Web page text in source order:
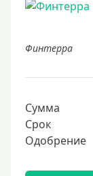
Финтерра
Сумма
Срок
Одобрение